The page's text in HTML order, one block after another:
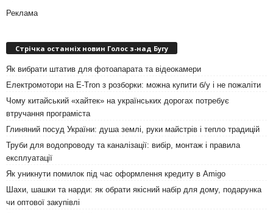
Реклама
Стрічка останніх новин Голос з-над Бугу
Як вибрати штатив для фотоапарата та відеокамери
Електромотори на E-Tron з розборки: можна купити б/у і не пожаліти
Чому китайський «хайтек» на українських дорогах потребує
втручання програміста
Глиняний посуд України: душа землі, руки майстрів і тепло традицій
Труби для водопроводу та каналізації: вибір, монтаж і правила
експлуатації
Як уникнути помилок під час оформлення кредиту в Amigo
Шахи, шашки та нарди: як обрати якісний набір для дому, подарунка
чи оптової закупівлі